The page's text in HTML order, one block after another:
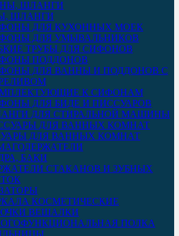
ШЛАНГИ
ДЛЯ КУХОННЫХ МОЕК
ДЛЯ УМЫВАЛЬНИКОВ
ТРУБЫ ДЛЯ СИФОНОВ
ПОДДОНОВ
ДЛЯ ВАННЫ И ПОДДОНОВ С
К СИФОНАМ
ДЛЯ БИДЕ И ПИССУАРОВ
ДЛЯ СТИРАЛЬНОЙ МАШИНЫ
ДЛЯ ВАННЫХ КОМНАТ
БАКИ
СТАКАНОВ И ЗУБНЫХ
КОСМЕТИЧЕСКИЕ
ВЕШАЛКИ
ПОЛКА